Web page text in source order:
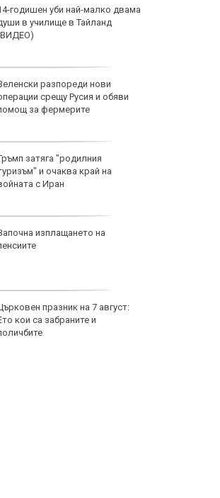
годишен уби най-малко двама
в училище в Тайланд
разпореди нови
срещу Русия и обяви
за фермерите
затяга "родилния
и очаква край на
с Иран
изплащането на
празник на 7 август:
кои са забраните и